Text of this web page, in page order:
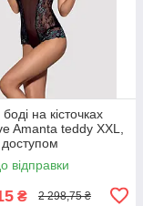
на кісточках
Amanta teddy XXL,
відправки
₴ 2 298,75 ₴